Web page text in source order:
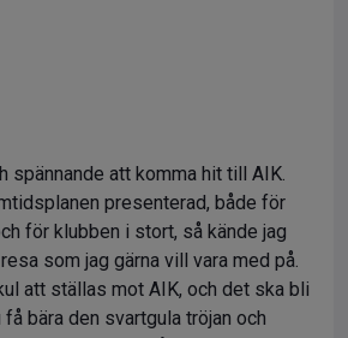
spännande att komma hit till AIK.
presenterad, både för
för klubben i stort, så kände jag
som jag gärna vill vara med på.
att ställas mot AIK, och det ska bli
bära den svartgula tröjan och